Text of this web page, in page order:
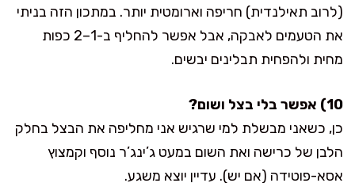
(לרוב תאילנדית) חריפה וארומטית יותר. במתכון הזה בניתי
את הטעמים לאבקה, אבל אפשר להחליף ב-1–2 כפות
מחית ולהפחית תבלינים יבשים.
10) אפשר בלי בצל ושום?
כן, כשאני מבשלת למי שרגיש אני מחליפה את הבצל בחלק
הלבן של כרישה ואת השום במעט ג’ינג’ר נוסף וקמצוץ
אסא-פוטידה (אם יש). עדיין יוצא משגע.